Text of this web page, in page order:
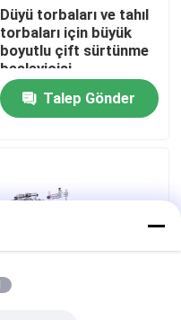
Düyü torbaları ve tahıl
torbaları için büyük
boyutlu çift sürtünme
besleyicisi
Talep Gönder